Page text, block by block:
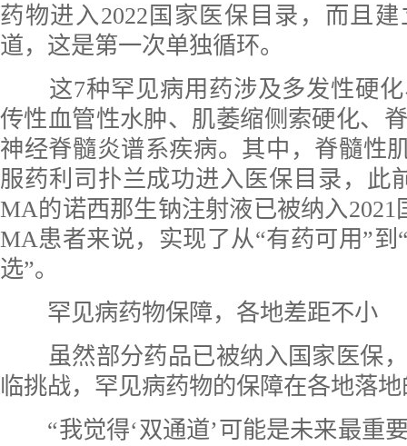
药物进入2022国家医保目录，而且
道，这是第一次单独循环。
这7种罕见病用药涉及多发性硬化
传性血管性水肿、肌萎缩侧索硬化、
神经脊髓炎谱系疾病。其中，脊髓性
服药利司扑兰成功进入医保目录，此
MA的诺西那生钠注射液已被纳入2021
MA患者来说，实现了从“有药可用”到
选”。
罕见病药物保障，各地差距不小
虽然部分药品已被纳入国家医保，
临挑战，罕见病药物的保障在各地落
“我觉得‘双通道’可能是未来最重